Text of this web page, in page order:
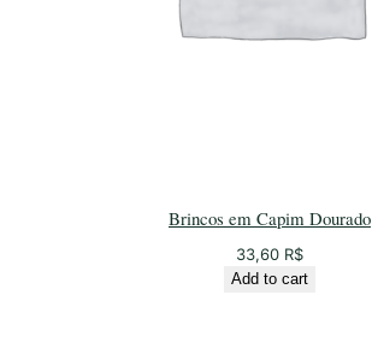
Brincos em Capim Dourado
33,60 R$
Add to cart